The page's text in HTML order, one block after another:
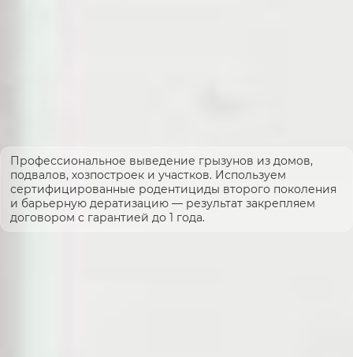
Профессиональное выведение грызунов из домов,
подвалов, хозпостроек и участков. Используем
сертифицированные родентициды второго поколения
и барьерную дератизацию — результат закрепляем
договором с гарантией до 1 года.